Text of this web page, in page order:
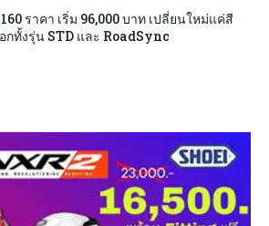
ราคา เริ่ม 96,000 บาท เปลี่ยนใหม่แค่สี
อกทั้งรุ่น STD และ RoadSync